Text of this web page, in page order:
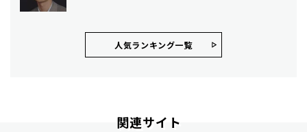
人気ランキング⼀覧
関連サイト